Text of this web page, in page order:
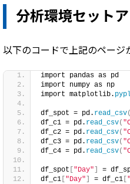
分析環境セット
以下のコードで上記のページ
import pandas as pd
import numpy as np
import matplotlib.
df_spot = pd. read_csv(
df_c1 = pd. read_csv(
df_c2 = pd. read_csv(
df_c3 = pd. read_csv(
df_c4 = pd. read_csv(
df_spot "Day" =
df_c1 "Day" = df_c1